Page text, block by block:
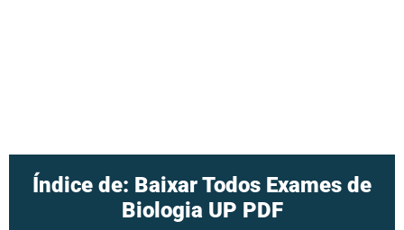
Índice de: Baixar Todos Exames de
Biologia UP PDF